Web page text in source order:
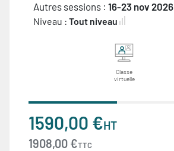
Autres sessions : 16-23 nov 2026
Niveau : Tout niveau
Classe
virtuelle
1590,00 €HT
1908,00 €TTC